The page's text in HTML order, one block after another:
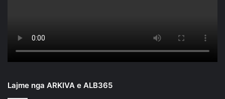
Lajme nga ARKIVA e ALB365